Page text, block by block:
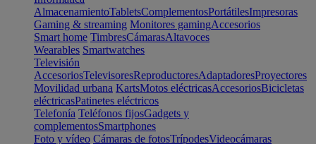
AlmacenamientoTabletsComplementosPortátilesImpresoras
Gaming & streaming Monitores gamingAccesorios
Smart home TimbresCámarasAltavoces
Wearables Smartwatches
Televisión
AccesoriosTelevisoresReproductoresAdaptadoresProyectores
Movilidad urbana KartsMotos eléctricasAccesoriosBicicletas
eléctricasPatinetes eléctricos
Telefonía Teléfonos fijosGadgets y
complementosSmartphones
Foto y vídeo Cámaras de fotosTrípodesVideocámaras